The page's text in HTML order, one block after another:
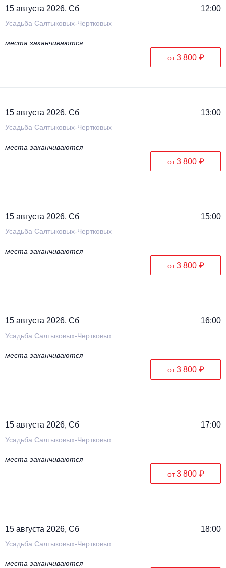
15 августа 2026, Сб 12:00
Усадьба Салтыковых-Чертковых
места заканчиваются
от3 800 ₽
15 августа 2026, Сб 13:00
Усадьба Салтыковых-Чертковых
места заканчиваются
от3 800 ₽
15 августа 2026, Сб 15:00
Усадьба Салтыковых-Чертковых
места заканчиваются
от3 800 ₽
15 августа 2026, Сб 16:00
Усадьба Салтыковых-Чертковых
места заканчиваются
от3 800 ₽
15 августа 2026, Сб 17:00
Усадьба Салтыковых-Чертковых
места заканчиваются
от3 800 ₽
15 августа 2026, Сб 18:00
Усадьба Салтыковых-Чертковых
места заканчиваются